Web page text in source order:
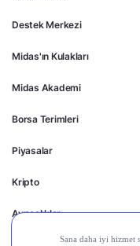
Destek Merkezi
Midas'ın Kulakları
Midas Akademi
Borsa Terimleri
Piyasalar
Kripto
Ayrıcalıklar